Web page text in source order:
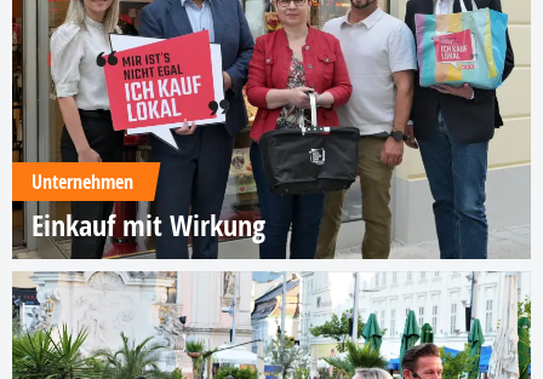
Unternehmen
Einkauf mit Wirkung